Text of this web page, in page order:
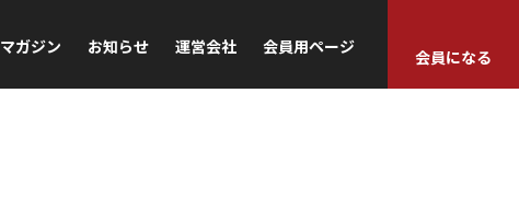
マガジン お知らせ 運営会社 会員用ページ
会員になる